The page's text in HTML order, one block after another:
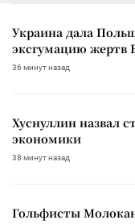
Украина дала
эксгумацию жертв
36 минут назад
Хуснуллин назвал
экономики
38 минут назад
Гольфисты